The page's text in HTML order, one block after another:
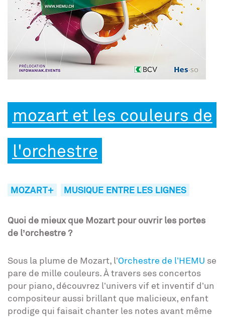
mozart et les couleurs de
l'orchestre
MOZART+ MUSIQUE ENTRE LES LIGNES
Quoi de mieux que Mozart pour ouvrir les portes
de l’orchestre ?
Sous la plume de Mozart, l’Orchestre de l’HEMU se
pare de mille couleurs. À travers ses concertos
pour piano, découvrez l’univers vif et inventif d’un
compositeur aussi brillant que malicieux, enfant
prodige qui faisait chanter les notes avant même